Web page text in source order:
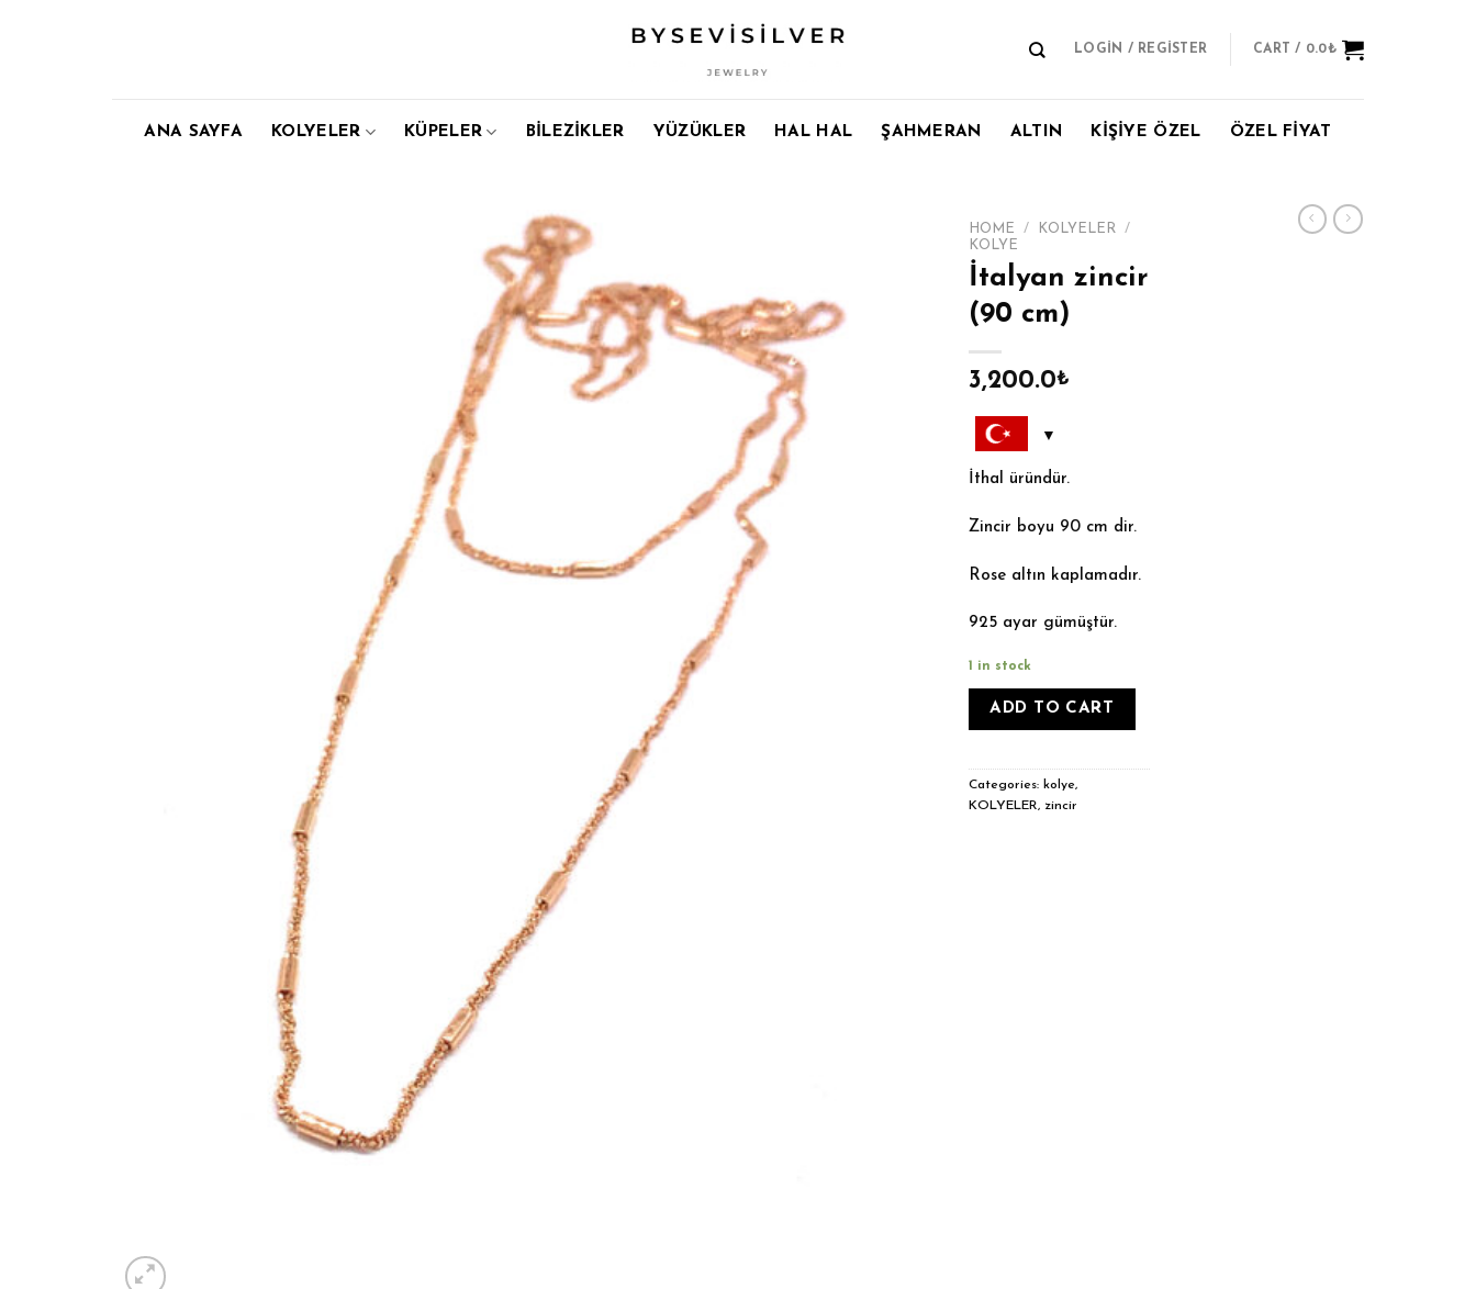
LOGIN / REGISTER CART / 0.0₺
ANA SAYFA KOLYELER KÜPELER BİLEZİKLER YÜZÜKLER HAL HAL ŞAHMERAN ALTIN KİŞİYE ÖZEL ÖZEL FİYAT
HOME / KOLYELER
/
KOLYE
İtalyan zincir
(90 cm)
3,200.0₺
İthal üründür.
Zincir boyu 90 cm dir.
Rose altın kaplamadır.
925 ayar gümüştür.
1 in stock
ADD TO CART
Categories: kolye,
KOLYELER, zincir